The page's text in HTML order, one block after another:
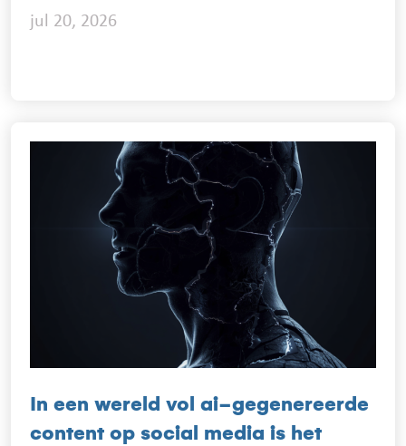
jul 20, 2026
In een wereld vol ai-gegenereerde
content op social media is het